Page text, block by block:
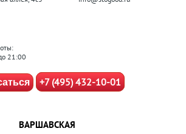
21:00
+7 (495) 432-10-01
ВАРШАВСКАЯ